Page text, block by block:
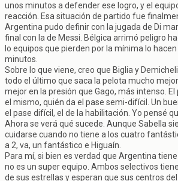
unos minutos a defender ese logro, y el
reacción. Esa situación de partido fue
Argentina pudo definir con la jugada de Di
final con la de Messi. Bélgica arrimó peligro
lo equipos que pierden por la mínima lo
minutos.
Sobre lo que viene, creo que Biglia y
todo el último que saca la pelota mucho
mejor en la presión que Gago, más intenso.
el mismo, quién da el pase semi-difícil. Un
el pase difícil, el de la habilitación. Yo pensé
Ahora se verá qué sucede. Aunque Sabella
cuidarse cuando no tiene a los cuatro
a 2, va, un fantástico e Higuaín.
Para mí, si bien es verdad que Argentina
no es un super equipo. Ambos selectivos
de sus estrellas y esperan que sus centros